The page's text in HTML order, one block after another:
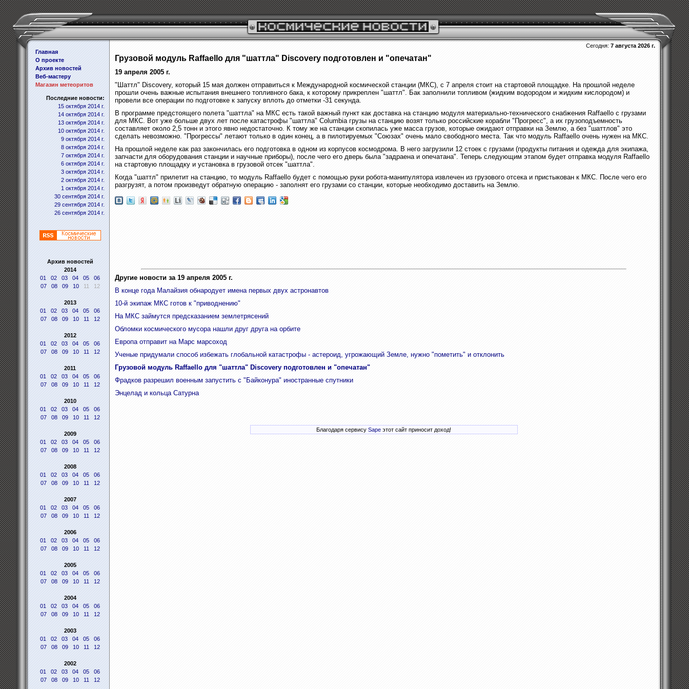
Главная
О проекте
Архив новостей
Веб-мастеру
Магазин метеоритов
Последние новости:
15 октября 2014 г.
14 октября 2014 г.
13 октября 2014 г.
10 октября 2014 г.
9 октября 2014 г.
8 октября 2014 г.
7 октября 2014 г.
6 октября 2014 г.
3 октября 2014 г.
2 октября 2014 г.
1 октября 2014 г.
30 сентября 2014 г.
29 сентября 2014 г.
26 сентября 2014 г.
Архив новостей
2014
01
02 03 04 05
06
07
08 09 10 11 12
2013
01
02 03 04 05
06
07
08 09 10 11 12
2012
01
02 03 04 05
06
07
08 09 10 11 12
2011
01
02 03 04 05
06
07
08 09 10 11 12
2010
01
02 03 04 05
06
07
08 09 10 11 12
2009
01
02 03 04 05
06
07
08 09 10 11 12
2008
01
02 03 04 05
06
07
08 09 10 11 12
2007
01
02 03 04 05
06
07
08 09 10 11 12
2006
01
02 03 04 05
06
07
08 09 10 11 12
2005
01
02 03 04 05
06
07
08 09 10 11 12
2004
01
02 03 04 05
06
07
08 09 10 11 12
2003
01
02 03 04 05
06
07
08 09 10 11 12
2002
01
02 03 04 05
06
07
08 09 10 11 12
Сегодня: 7 августа 2026 г.
Грузовой модуль Raffaello для "шаттла" Discovery подготовлен и "опечатан"
19 апреля 2005 г.
"Шаттл" Discovery, который 15 мая должен отправиться к Международной космической станции (МКС), с 7 апреля стоит на стартовой площадке. На прошлой неделе
прошли очень важные испытания внешнего топливного бака, к которому прикреплен "шаттл". Бак заполнили топливом (жидким водородом и жидким кислородом) и
провели все операции по подготовке к запуску вплоть до отметки -31 секунда.
В программе предстоящего полета "шаттла" на МКС есть такой важный пункт как доставка на станцию модуля материально-технического снабжения Raffaello с грузами
для МКС. Вот уже больше двух лет после катастрофы "шаттла" Columbia грузы на станцию возят только российские корабли "Прогресс", а их грузоподъемность
составляет около 2,5 тонн и этого явно недостаточно. К тому же на станции скопилась уже масса грузов, которые ожидают отправки на Землю, а без "шаттлов" это
сделать невозможно. "Прогрессы" летают только в один конец, а в пилотируемых "Союзах" очень мало свободного места. Так что модуль Raffaello очень нужен на МКС.
На прошлой неделе как раз закончилась его подготовка в одном из корпусов космодрома. В него загрузили 12 стоек с грузами (продукты питания и одежда для экипажа,
запчасти для оборудования станции и научные приборы), после чего его дверь была "задраена и опечатана". Теперь следующим этапом будет отправка модуля Raffaello
на стартовую площадку и установка в грузовой отсек "шаттла".
Когда "шаттл" прилетит на станцию, то модуль Raffaello будет с помощью руки робота-манипулятора извлечен из грузового отсека и пристыкован к МКС. После чего его
разгрузят, а потом произведут обратную операцию - заполнят его грузами со станции, которые необходимо доставить на Землю.
Другие новости за 19 апреля 2005 г.
В конце года Малайзия обнародует имена первых двух астронавтов
10-й экипаж МКС готов к "приводнению"
На МКС займутся предсказанием землетрясений
Обломки космического мусора нашли друг друга на орбите
Европа отправит на Марс марсоход
Ученые придумали способ избежать глобальной катастрофы - астероид, угрожающий Земле, нужно "пометить" и отклонить
Грузовой модуль Raffaello для "шаттла" Discovery подготовлен и "опечатан"
Фрадков разрешил военным запустить с "Байконура" иностранные спутники
Энцелад и кольца Сатурна
Благодаря сервису Sape этот сайт приносит доход!